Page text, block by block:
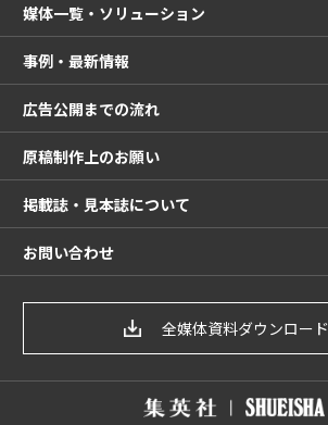
媒体一覧・ソリューション
事例・最新情報
広告公開までの流れ
原稿制作上のお願い
掲載誌・見本誌について
お問い合わせ
全媒体資料ダウンロード